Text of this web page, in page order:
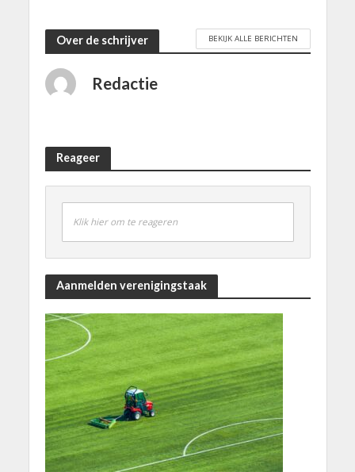
Over de schrijver BEKIJK ALLE BERICHTEN
Redactie
Reageer
Klik hier om te reageren
Aanmelden verenigingstaak